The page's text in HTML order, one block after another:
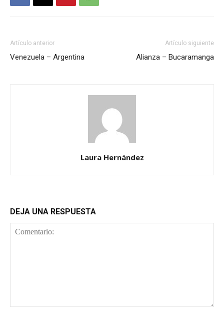
Artículo anterior
Venezuela – Argentina
Artículo siguiente
Alianza – Bucaramanga
Laura Hernández
DEJA UNA RESPUESTA